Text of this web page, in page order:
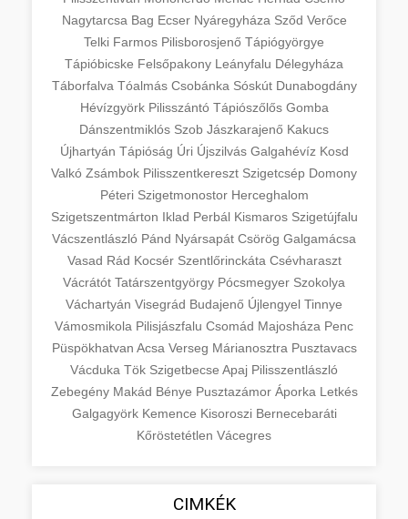
Nagytarcsa Bag Ecser Nyáregyháza Sződ Verőce
Telki Farmos Pilisborosjenő Tápiógyörgye
Tápióbicske Felsőpakony Leányfalu Délegyháza
Táborfalva Tóalmás Csobánka Sóskút Dunabogdány
Hévízgyörk Pilisszántó Tápiószőlős Gomba
Dánszentmiklós Szob Jászkarajenő Kakucs
Újhartyán Tápióság Úri Újszilvás Galgahévíz Kosd
Valkó Zsámbok Pilisszentkereszt Szigetcsép Domony
Péteri Szigetmonostor Herceghalom
Szigetszentmárton Iklad Perbál Kismaros Szigetújfalu
Vácszentlászló Pánd Nyársapát Csörög Galgamácsa
Vasad Rád Kocsér Szentlőrinckáta Csévharaszt
Vácrátót Tatárszentgyörgy Pócsmegyer Szokolya
Váchartyán Visegrád Budajenő Újlengyel Tinnye
Vámosmikola Pilisjászfalu Csomád Majosháza Penc
Püspökhatvan Acsa Verseg Márianosztra Pusztavacs
Vácduka Tök Szigetbecse Apaj Pilisszentlászló
Zebegény Makád Bénye Pusztazámor Áporka Letkés
Galgagyörk Kemence Kisoroszi Bernecebaráti
Kőröstetétlen Vácegres
CIMKÉK